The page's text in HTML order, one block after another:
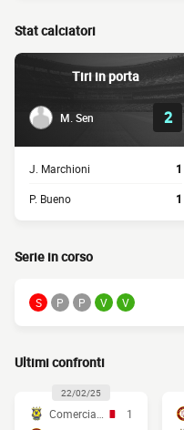
Stat calciatori
Tiri in porta
M. Sen 2
J. Marchioni 1
P. Bueno 1
Serie in corso
S P P V V
Ultimi confronti
22/02/25
1